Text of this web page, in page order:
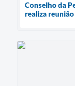
Conselho da
realiza